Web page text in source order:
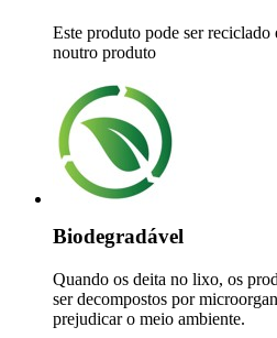
Este produto pode ser reciclado
noutro produto
Biodegradável
Quando os deita no lixo, os
ser decompostos por
prejudicar o meio ambiente.